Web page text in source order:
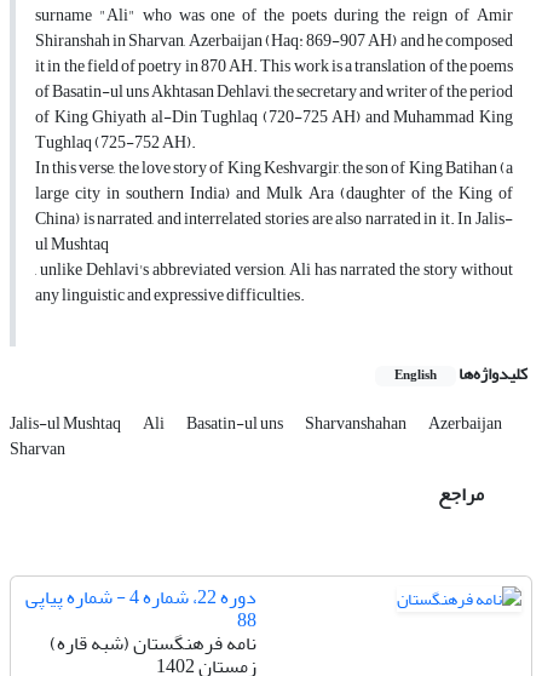
surname "Ali" who was one of the poets during the reign of Amir
Shiranshah in Sharvan, Azerbaijan (Haq: 869-907 AH) and he composed
it in the field of poetry in 870 AH. This work is a translation of the poems
of Basatin-ul uns Akhtasan Dehlavi, the secretary and writer of the period
of King Ghiyath al-Din Tughlaq (720-725 AH) and Muhammad King
Tughlaq (725-752 AH).
In this verse, the love story of King Keshvargir, the son of King Batihan (a
large city in southern India) and Mulk Ara (daughter of the King of
China) is narrated, and interrelated stories are also narrated in it. In Jalis-
ul Mushtaq
, unlike Dehlavi's abbreviated version, Ali has narrated the story without
any linguistic and expressive difficulties.
کلیدواژه‌ها English
Jalis-ul Mushtaq Ali Basatin-ul uns Sharvanshahan Azerbaijan
Sharvan
مراجع
دوره 22، شماره 4 - شماره پیاپی
88
نامه فرهنگستان (شبه قاره)
زمستان 1402